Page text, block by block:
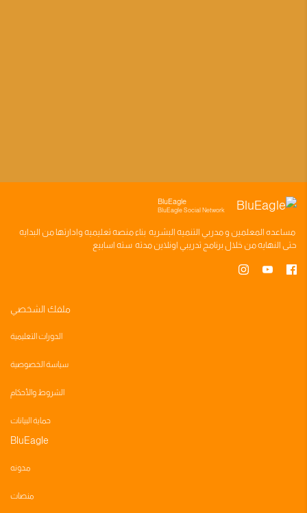
BluEagle
BluEagle Social Network
مساعده المعلمين ومدربي التنميه البشريه بناءمنصه تعليميه وادارتها من البدايه
حتى النهايه من خلال برنامج تدريبي اونلاين مدته سته اسابيع
ملفك الشخصي
الدورات التعليمية
سياسة الخصوصية
الشروط والأحكام
حماية البيانات
BluEagle
مدونه
منصات